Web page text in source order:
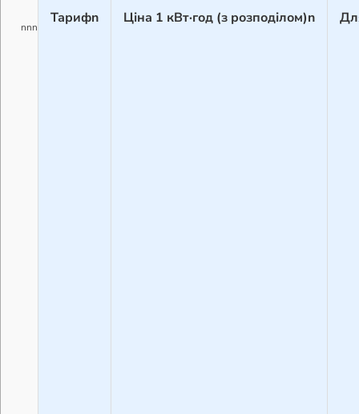
nnn
Тарифn Ціна 1 кВт·год (з розподілом)n